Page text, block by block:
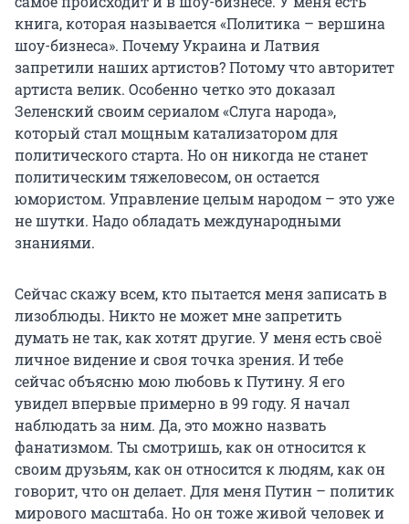
книга, которая называется «Политика – вершина
шоу-бизнеса». Почему Украина и Латвия
запретили наших артистов? Потому что авторитет
артиста велик. Особенно четко это доказал
Зеленский своим сериалом «Слуга народа»,
который стал мощным катализатором для
политического старта. Но он никогда не станет
политическим тяжеловесом, он остается
юмористом. Управление целым народом – это уже
не шутки. Надо обладать международными
знаниями.
Сейчас скажу всем, кто пытается меня записать в
лизоблюды. Никто не может мне запретить
думать не так, как хотят другие. У меня есть своё
личное видение и своя точка зрения. И тебе
сейчас объясню мою любовь к Путину. Я его
увидел впервые примерно в 99 году. Я начал
наблюдать за ним. Да, это можно назвать
фанатизмом. Ты смотришь, как он относится к
своим друзьям, как он относится к людям, как он
говорит, что он делает. Для меня Путин – политик
мирового масштаба. Но он тоже живой человек и